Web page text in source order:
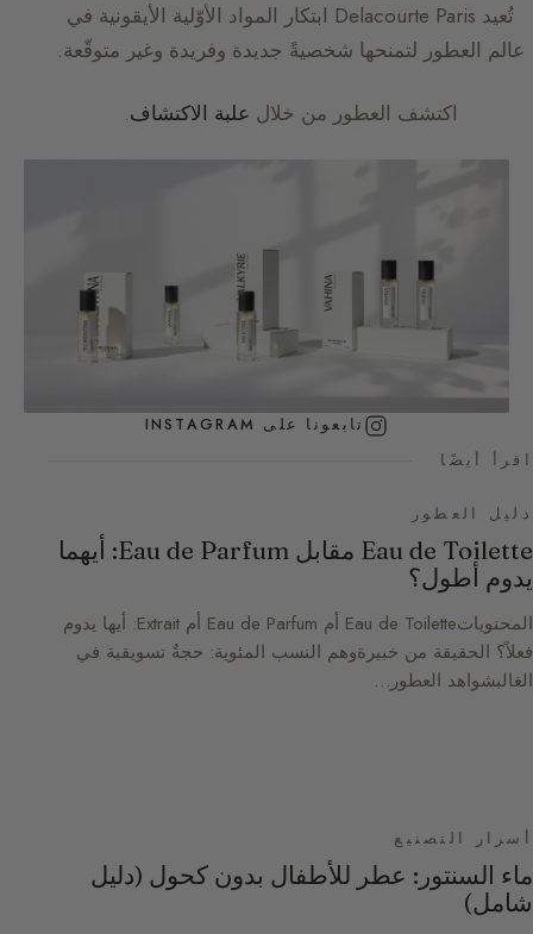
تُعيد Delacourte Paris ابتكار المواد الأوّلية الأيقونية في
عالم العطور لتمنحها شخصيةً جديدة وفريدة وغير متوقّعة.
اكتشف العطور من خلال علبة الاكتشاف.
تابعونا على INSTAGRAM
اقرأ أيضًا
دليل العطور
Eau de Toilette مقابل Eau de Parfum: أيهما
يدوم أطول؟
المحتوياتEau de Toilette أم Eau de Parfum أم Extrait: أيها يدوم
فعلاً؟ الحقيقة من خبيرةوهم النسب المئوية: حجةٌ تسويقية في
الغالبشواهد العطور…
أسرار التصنيع
ماء السنتور: عطر للأطفال بدون كحول (دليل
شامل)